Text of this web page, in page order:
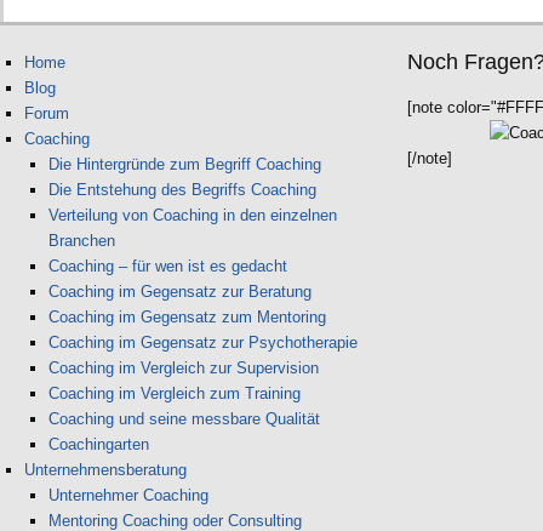
Home
Blog
Forum
Coaching
Die Hintergründe zum Begriff Coaching
Die Entstehung des Begriffs Coaching
Verteilung von Coaching in den einzelnen
Branchen
Coaching – für wen ist es gedacht
Coaching im Gegensatz zur Beratung
Coaching im Gegensatz zum Mentoring
Coaching im Gegensatz zur Psychotherapie
Coaching im Vergleich zur Supervision
Coaching im Vergleich zum Training
Coaching und seine messbare Qualität
Coachingarten
Unternehmensberatung
Unternehmer Coaching
Mentoring Coaching oder Consulting
Noch
[note
[/note]